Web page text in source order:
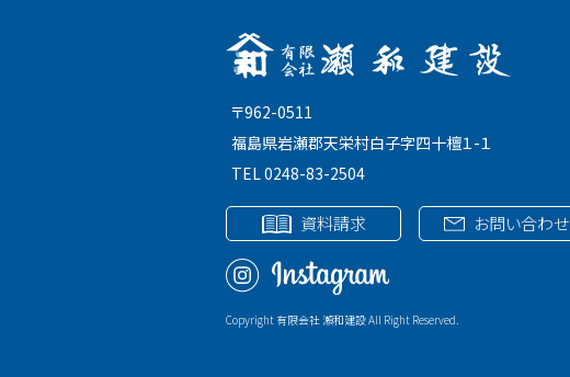
〒962-0511
福島県岩瀬郡天栄村白子字四十檀１-１
TEL 0248-83-2504
資料請求 お問い合わせ
Copyright 有限会社 瀬和建設 All Right Reserved.